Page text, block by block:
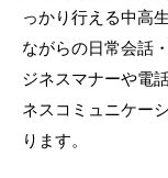
っかり行える中高
ながらの日常会話
ジネスマナーや電
ネスコミュニケー
ります。